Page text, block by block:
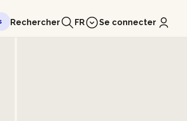
Rechercher FR Se connecter